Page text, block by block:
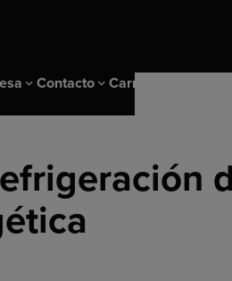
Localizaciones
Contacto Carrera